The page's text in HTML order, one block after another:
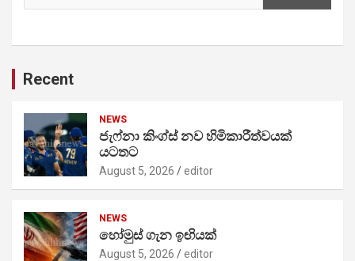
Recent
NEWS
ජැෆ්නා කිංග්ස් නව හිමිකාරීත්වයක්
යටතට
August 5, 2026 editor
NEWS
හෝමුස් ගැන ඉඟියක්
August 5, 2026 editor